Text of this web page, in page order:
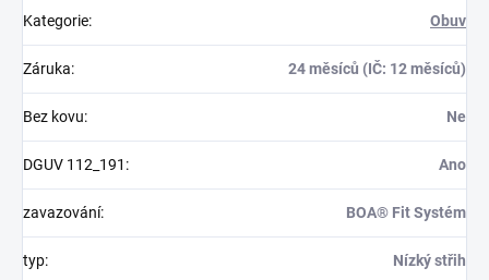
Kategorie: Obuv
Záruka: 24 měsíců (IČ: 12 měsíců)
Bez kovu: Ne
DGUV 112_191 : Ano
zavazování: BOA® Fit Systém
typ: Nízký střih